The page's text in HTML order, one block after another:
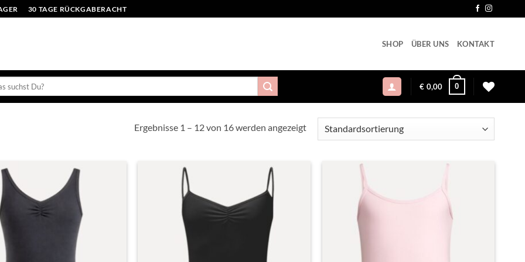
30 TAGE RÜCKGABERACHT
SHOP ÜBER UNS KONTAKT
€ 0,00 0
Ergebnisse 1 – 12 von 16 werden angezeigt
Toevoegen